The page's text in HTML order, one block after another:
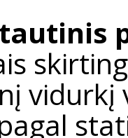
vidurkį